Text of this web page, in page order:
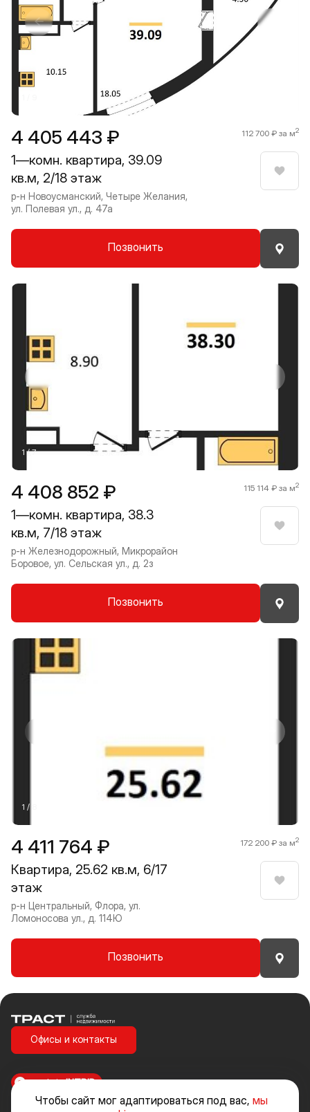
4 405 443 ₽ 112 700 ₽ за м2
1—комн. квартира, 39.09
кв.м, 2/18 этаж
р-н Новоусманский, Четыре Желания,
ул. Полевая ул., д. 47а
Позвонить
Прокрутить влево
4 408 852 ₽ 115 114 ₽ за м2
1—комн. квартира, 38.3
кв.м, 7/18 этаж
р-н Железнодорожный, Микрорайон
Боровое, ул. Сельская ул., д. 2з
Позвонить
1 / 7
4 411 764 ₽ 172 200 ₽ за м2
Квартира, 25.62 кв.м, 6/17
этаж
р-н Центральный, Флора, ул.
Ломоносова ул., д. 114Ю
Позвонить
1 / 8
Чтобы сайт мог адаптироваться под вас, мы
Траст | Служба недвижимости
Офисы и контакты
Стоимость объектов недвижимости и иных товаров и услуг, не
made inINTRID